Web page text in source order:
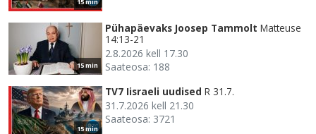
15 min
Pühapäevaks Joosep Tammolt Matteuse
14:13-21
2.8.2026 kell 17.30
Saateosa: 188
15 min
TV7 Iisraeli uudised R 31.7.
31.7.2026 kell 21.30
Saateosa: 3721